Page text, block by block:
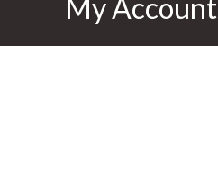
My Account